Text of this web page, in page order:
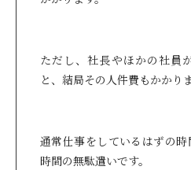
ただし、社長やほかの社員
と、結局その人件費もかかりま
通常仕事をしているはずの時
時間の無駄遣いです。